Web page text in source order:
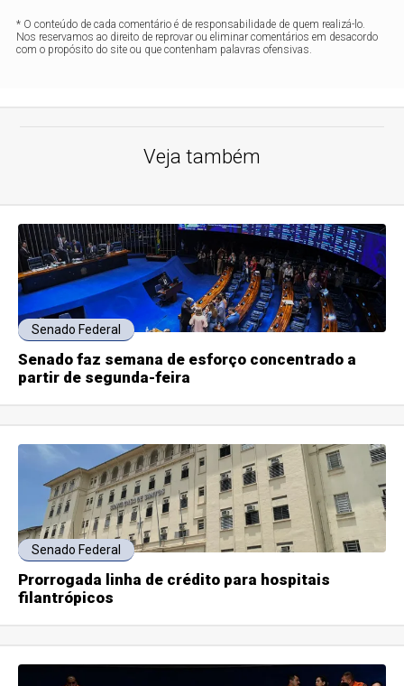
* O conteúdo de cada comentário é de responsabilidade de quem realizá-lo.
Nos reservamos ao direito de reprovar ou eliminar comentários em desacordo
com o propósito do site ou que contenham palavras ofensivas.
Veja também
Senado Federal
Senado faz semana de esforço concentrado a
partir de segunda-feira
Senado Federal
Prorrogada linha de crédito para hospitais
filantrópicos